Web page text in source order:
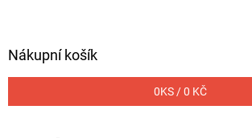
Nákupní košík
0KS /0 KČ